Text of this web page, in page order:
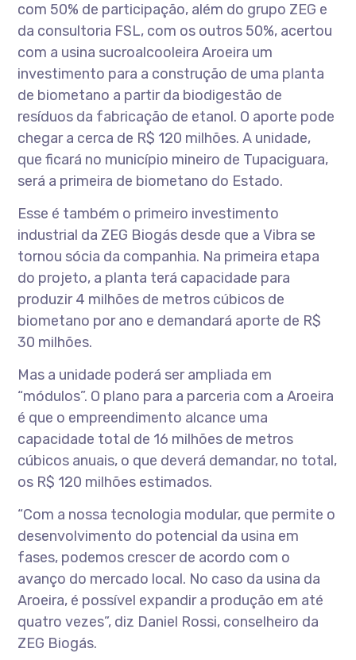
com 50% de participação, além do grupo ZEG e
da consultoria FSL, com os outros 50%, acertou
com a usina sucroalcooleira Aroeira um
investimento para a construção de uma planta
de biometano a partir da biodigestão de
resíduos da fabricação de etanol. O aporte pode
chegar a cerca de R$ 120 milhões. A unidade,
que ficará no município mineiro de Tupaciguara,
será a primeira de biometano do Estado.
Esse é também o primeiro investimento
industrial da ZEG Biogás desde que a Vibra se
tornou sócia da companhia. Na primeira etapa
do projeto, a planta terá capacidade para
produzir 4 milhões de metros cúbicos de
biometano por ano e demandará aporte de R$
30 milhões.
Mas a unidade poderá ser ampliada em
“módulos”. O plano para a parceria com a Aroeira
é que o empreendimento alcance uma
capacidade total de 16 milhões de metros
cúbicos anuais, o que deverá demandar, no total,
os R$ 120 milhões estimados.
“Com a nossa tecnologia modular, que permite o
desenvolvimento do potencial da usina em
fases, podemos crescer de acordo com o
avanço do mercado local. No caso da usina da
Aroeira, é possível expandir a produção em até
quatro vezes”, diz Daniel Rossi, conselheiro da
ZEG Biogás.